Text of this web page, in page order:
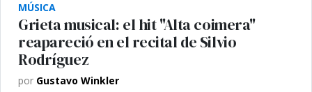
MÚSICA
Grieta musical: el hit "Alta coimera"
reapareció en el recital de Silvio
Rodríguez
por Gustavo Winkler